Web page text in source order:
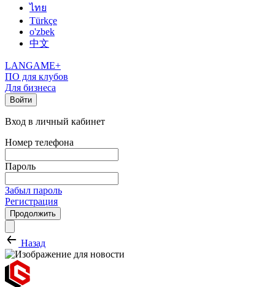
ไทย
Türkçe
o'zbek
中文
LANGAME+
ПО для клубов
Для бизнеса
Войти
Вход в личный кабинет
Номер телефона
Пароль
Забыл пароль
Регистрация
Продолжить
Назад